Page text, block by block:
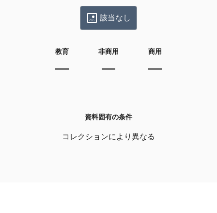
該当なし
教育 非商用 商用
資料固有の条件
コレクションにより異なる